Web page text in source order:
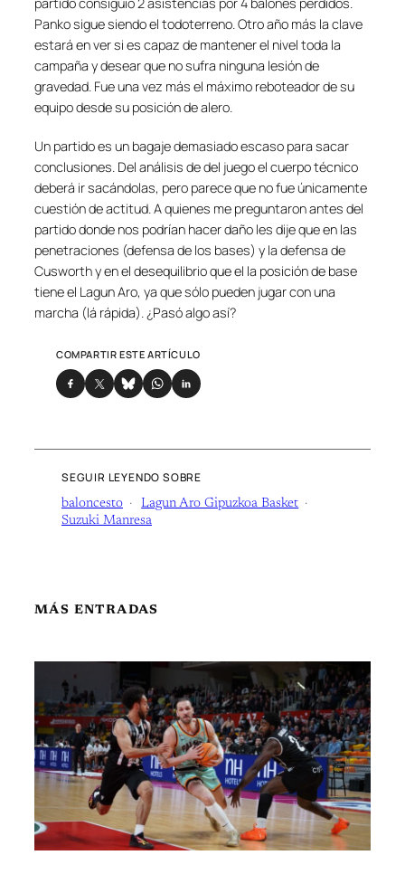
Panko sigue siendo el todoterreno. Otro año más la clave
estará en ver si es capaz de mantener el nivel toda la
campaña y desear que no sufra ninguna lesión de
gravedad. Fue una vez más el máximo reboteador de su
equipo desde su posición de alero.
Un partido es un bagaje demasiado escaso para sacar
conclusiones. Del análisis de del juego el cuerpo técnico
deberá ir sacándolas, pero parece que no fue únicamente
cuestión de actitud. A quienes me preguntaron antes del
partido donde nos podrían hacer daño les dije que en las
penetraciones (defensa de los bases) y la defensa de
Cusworth y en el desequilibrio que el la posición de base
tiene el Lagun Aro, ya que sólo pueden jugar con una
marcha (lá rápida). ¿Pasó algo así?
COMPARTIR ESTE ARTÍCULO
SEGUIR LEYENDO SOBRE
baloncesto
Lagun Aro Gipuzkoa Basket
Suzuki Manresa
MÁS ENTRADAS